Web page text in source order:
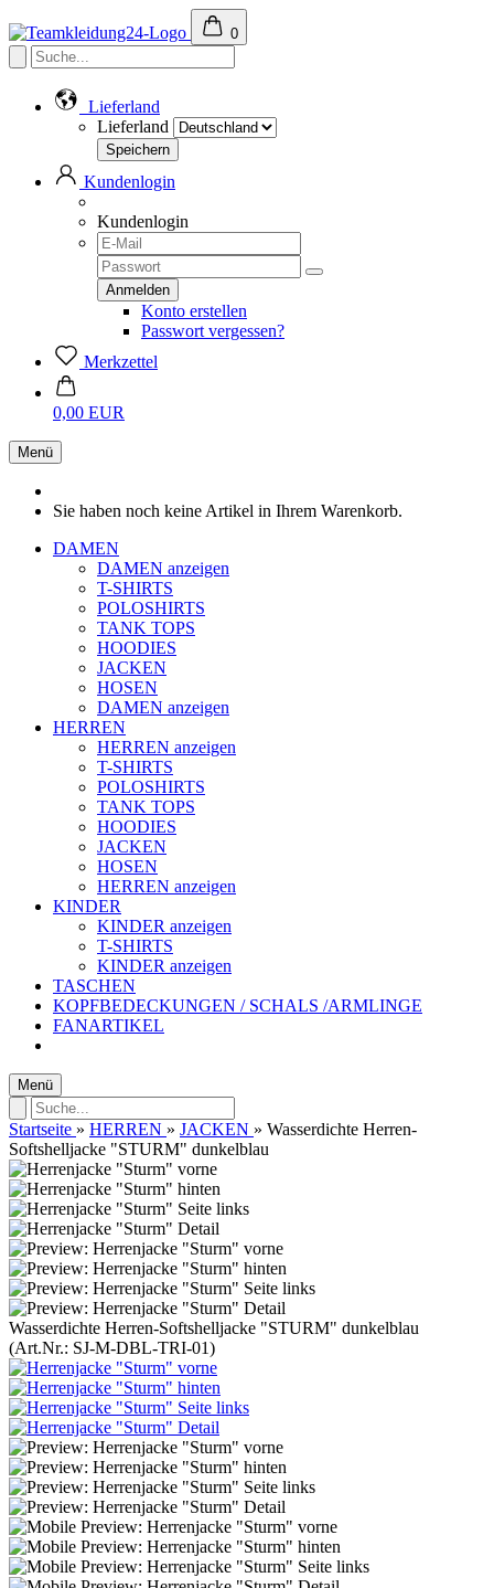
0
Lieferland
Lieferland
Kundenlogin
Kundenlogin
Konto erstellen
Passwort vergessen?
Merkzettel
0,00 EUR
Menü
Sie haben noch keine Artikel in Ihrem Warenkorb.
DAMEN
DAMEN anzeigen
T-SHIRTS
POLOSHIRTS
TANK TOPS
HOODIES
JACKEN
HOSEN
DAMEN anzeigen
HERREN
HERREN anzeigen
T-SHIRTS
POLOSHIRTS
TANK TOPS
HOODIES
JACKEN
HOSEN
HERREN anzeigen
KINDER
KINDER anzeigen
T-SHIRTS
KINDER anzeigen
TASCHEN
KOPFBEDECKUNGEN / SCHALS /ARMLINGE
FANARTIKEL
Menü
Startseite » HERREN » JACKEN » Wasserdichte Herren-
Softshelljacke "STURM" dunkelblau
Wasserdichte Herren-Softshelljacke "STURM" dunkelblau
(Art.Nr.: SJ-M-DBL-TRI-01)